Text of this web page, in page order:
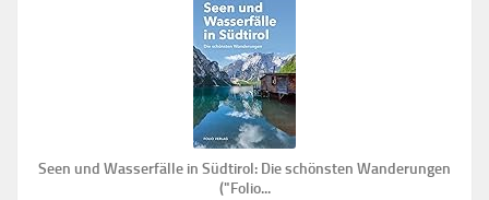
Seen und Wasserfälle in Südtirol: Die schönsten Wanderungen
("Folio...